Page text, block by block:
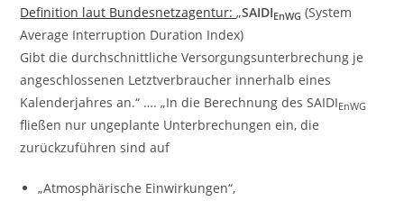
Definition laut Bundesnetzagentur:„SAIDIEnWG (System
Average Interruption Duration Index)
Gibt die durchschnittliche Versorgungsunterbrechung je
angeschlossenen Letztverbraucher innerhalb eines
Kalenderjahres an.“ …. „In die Berechnung des SAIDIEnWG
fließen nur ungeplante Unterbrechungen ein, die
zurückzuführen sind auf
„Atmosphärische Einwirkungen“,